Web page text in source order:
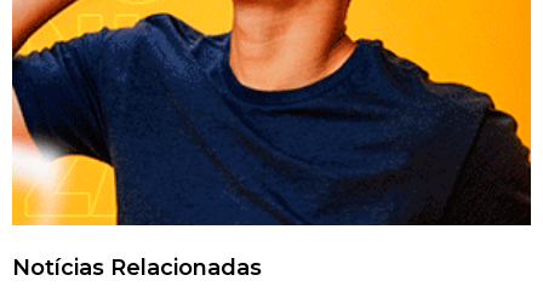
Notícias Relacionadas